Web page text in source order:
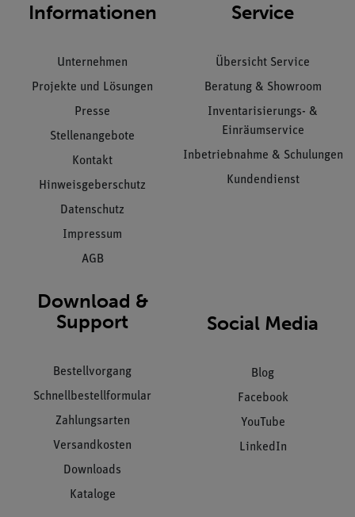
Informationen
Unternehmen
Projekte und Lösungen
Presse
Stellenangebote
Kontakt
Hinweisgeberschutz
Datenschutz
Impressum
AGB
Service
Übersicht Service
Beratung & Showroom
Inventarisierungs- &
Einräumservice
Inbetriebnahme & Schulungen
Kundendienst
Download &
Support
Bestellvorgang
Schnellbestellformular
Zahlungsarten
Versandkosten
Downloads
Kataloge
Social Media
Blog
Facebook
YouTube
LinkedIn